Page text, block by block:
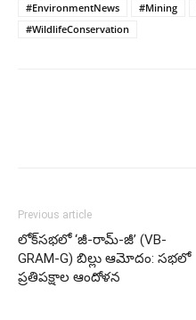
#EnvironmentNews
#Mining
#WildlifeConservation
Previous article
లోక్‌సభలో ‘జీ-రామ్-జీ’ (VB-
GRAM-G) బిల్లు ఆమోదం: సభలో
ప్రతిపక్షాల ఆందోళన